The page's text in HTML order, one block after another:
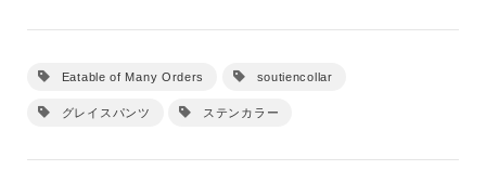
Eatable of Many Orders soutiencollar
グレイスパンツ ステンカラー